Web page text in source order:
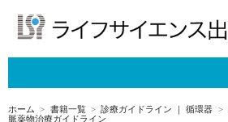
ホーム 書籍一覧 診療ガイドライン ｜循環器
脈薬物治療ガイドライン